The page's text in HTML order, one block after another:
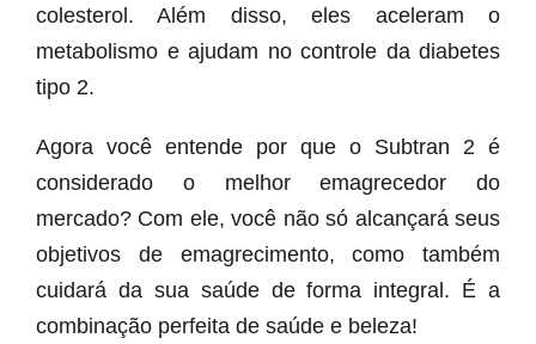
colesterol. Além disso, eles aceleram o
metabolismo e ajudam no controle da diabetes
tipo 2.
Agora você entende por que o Subtran 2 é
considerado o melhor emagrecedor do
mercado? Com ele, você não só alcançará seus
objetivos de emagrecimento, como também
cuidará da sua saúde de forma integral. É a
combinação perfeita de saúde e beleza!